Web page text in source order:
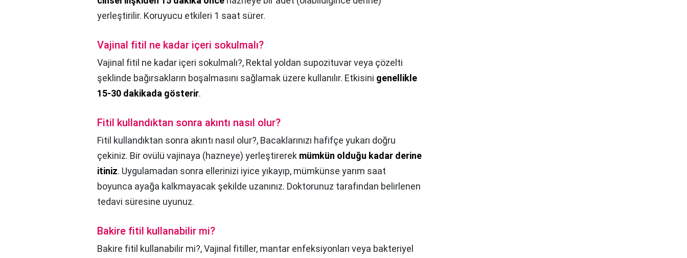
yerleştirilir. Koruyucu etkileri 1 saat sürer.
Vajinal fitil ne kadar içeri sokulmalı?
Vajinal fitil ne kadar içeri sokulmalı?, Rektal yoldan supozituvar veya çözelti
şeklinde bağırsakların boşalmasını sağlamak üzere kullanılır. Etkisini genellikle
15-30 dakikada gösterir.
Fitil kullandıktan sonra akıntı nasıl olur?
Fitil kullandıktan sonra akıntı nasıl olur?, Bacaklarınızı hafifçe yukarı doğru
çekiniz. Bir ovülü vajinaya (hazneye) yerleştirerek mümkün olduğu kadar derine
itiniz. Uygulamadan sonra ellerinizi iyice yıkayıp, mümkünse yarım saat
boyunca ayağa kalkmayacak şekilde uzanınız. Doktorunuz tarafından belirlenen
tedavi süresine uyunuz.
Bakire fitil kullanabilir mi?
Bakire fitil kullanabilir mi?,Vajinal fitiller, mantar enfeksiyonları veya bakteriyel